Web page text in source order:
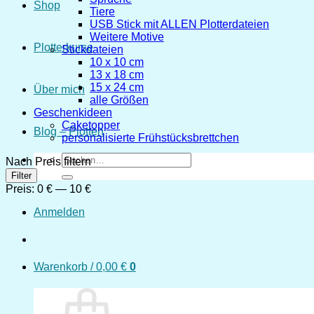
Shop
Plotterkurse
Über mich
Blog – Plotten
Suchen
nach:
Anmelden
Warenkorb /0,00 € 0
Tiere
USB Stick mit ALLEN Plotterdateien
Weitere Motive
Stickdateien
10 x 10 cm
13 x 18 cm
15 x 24 cm
alle Größen
Geschenkideen
Caketopper
personalisierte Frühstücksbrettchen
Nach Preis filtern
Min.
Preis
Max.
Preis
Filter
Preis: 0 € — 10 €